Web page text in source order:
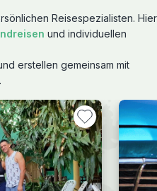
Reisespezialisten. Hier
und individuellen
erstellen gemeinsam mit